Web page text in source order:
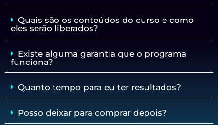
Quais são os conteúdos do curso e como
eles serão liberados?
Existe alguma garantia que o programa
funciona?
Quanto tempo para eu ter resultados?
Posso deixar para comprar depois?